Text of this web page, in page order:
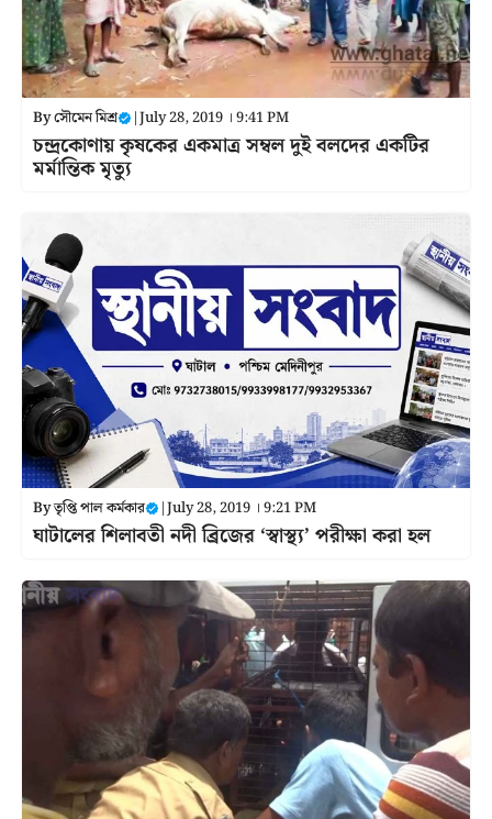
Byসৌমেন মিশ্র |July 28, 2019 । 9:41 PM
চন্দ্রকোণায় কৃষকের একমাত্র সম্বল দুই বলদের একটির
মর্মান্তিক মৃত্যু
Byতৃপ্তি পাল কর্মকার |July 28, 2019 । 9:21 PM
ঘাটালের শিলাবতী নদী ব্রিজের ‘স্বাস্থ্য’ পরীক্ষা করা হল